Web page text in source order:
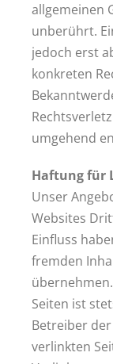
allgemeinen
unberührt.
jedoch erst
konkreten
umgehend
Haftung für
Unser
Websites
Einfluss
fremden
Seiten ist
Betreiber
verlinkten